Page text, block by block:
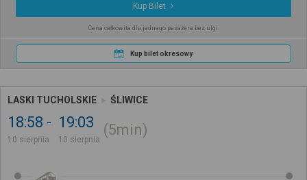
Kup Bilet
Cena całkowita dla jednego pasażera bez ulgi
Kup bilet okresowy
LASKI TUCHOLSKIE ŚLIWICE
18:58
10 sierpnia
19:03
10 sierpnia
5min